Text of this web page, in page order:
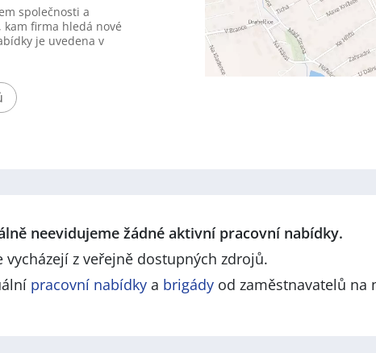
společnosti a
kam firma hledá nové
je uvedena v
neevidujeme žádné aktivní pracovní nabídky.
z veřejně dostupných zdrojů.
pracovní nabídky a brigády od zaměstnavatelů na